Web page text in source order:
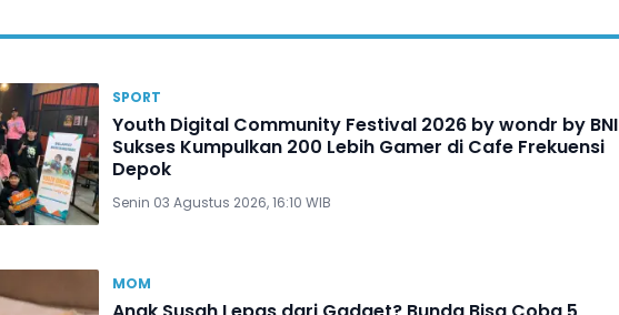
SPORT
Youth Digital Community Festival 2026 by wondr by BNI
Sukses Kumpulkan 200 Lebih Gamer di Cafe Frekuensi
Depok
Senin 03 Agustus 2026, 16:10 WIB
MOM